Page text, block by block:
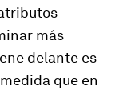
más
delante es
que en